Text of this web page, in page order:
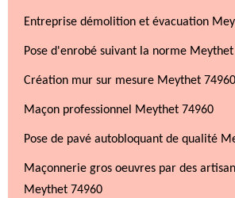
Entreprise démolition et évacuation
Pose d'enrobé suivant la norme
Création mur sur mesure Meythet 74960
Maçon professionnel Meythet 74960
Pose de pavé autobloquant de qualité
Maçonnerie gros oeuvres par des
Meythet 74960